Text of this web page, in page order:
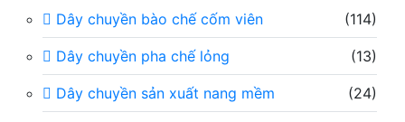
Dây chuyền bào chế cốm viên
(114)
Dây chuyền pha chế lỏng (13)
Dây chuyền sản xuất nang mềm (24)